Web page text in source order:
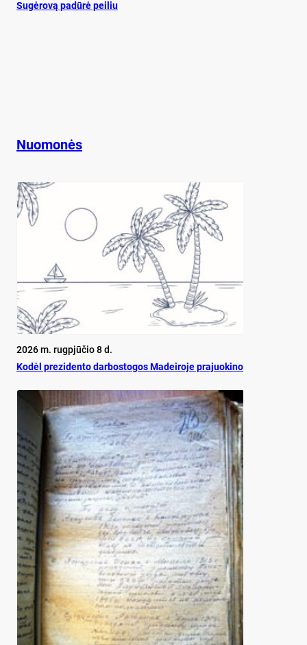
Su­gė­ro­vą pa­dū­rė pei­liu
Nuomonės
2026 m. rugpjūčio 8 d.
Ko­dėl pre­zi­den­to dar­bos­to­gos Ma­dei­ro­je pra­juo­ki­no